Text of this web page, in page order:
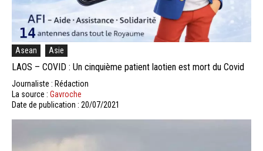
Asean Asie
LAOS – COVID : Un cinquième patient laotien est mort du Covid
Journaliste : Rédaction
La source : Gavroche
Date de publication : 20/07/2021